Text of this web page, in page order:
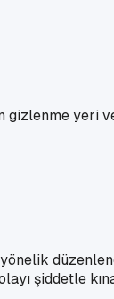
yeri
şiddetle